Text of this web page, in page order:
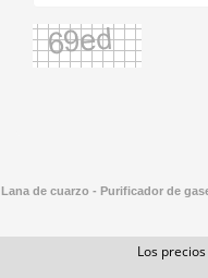
Lana de cuarzo - Purificador de
Los